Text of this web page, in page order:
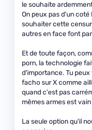
le souhaite
On peux pas d'un
souhaiter cette
autres en face font
Et de toute façon,
porn, la technologie
d'importance. Tu
facho sur X comme
quand c'est pas
mêmes armes est
La seule option qu'il